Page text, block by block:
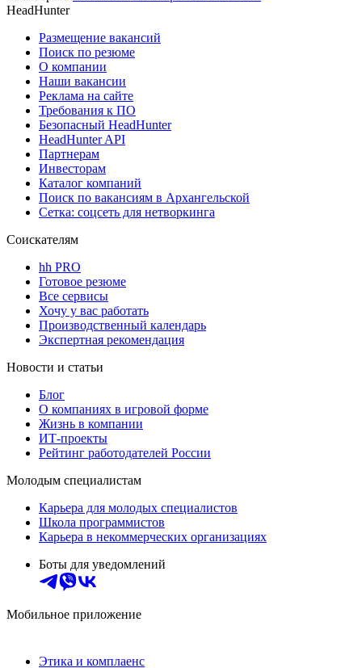
HeadHunter
Размещение вакансий
Поиск по резюме
О компании
Наши вакансии
Реклама на сайте
Требования к ПО
Безопасный HeadHunter
HeadHunter API
Партнерам
Инвесторам
Каталог компаний
Поиск по вакансиям в Архангельской
Сетка: соцсеть для нетворкинга
Соискателям
hh PRO
Готовое резюме
Все сервисы
Хочу у вас работать
Производственный календарь
Экспертная рекомендация
Новости и статьи
Блог
О компаниях в игровой форме
Жизнь в компании
ИТ-проекты
Рейтинг работодателей России
Молодым специалистам
Карьера для молодых специалистов
Школа программистов
Карьера в некоммерческих организациях
Боты для уведомлений
Мобильное приложение
Этика и комплаенс